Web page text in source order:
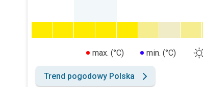
max. (°C) min. (°C)
Trend pogodowy Polska